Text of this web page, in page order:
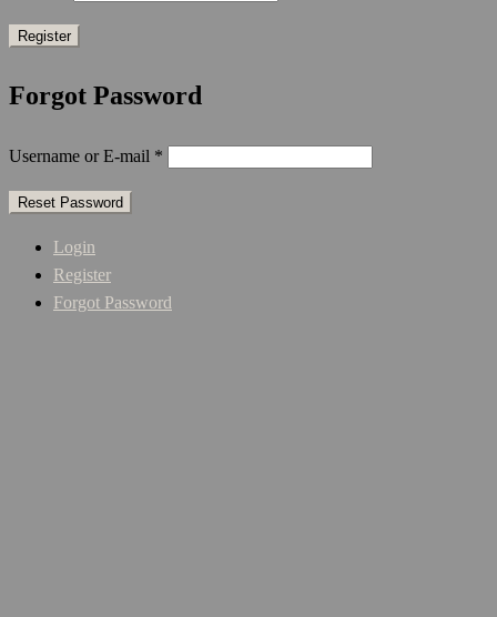
Forgot Password
Username or E-mail *
Login
Register
Forgot Password